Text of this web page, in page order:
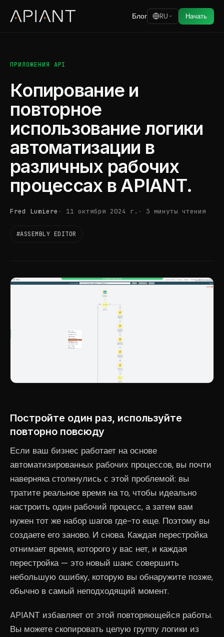
Блог RU Начать
ПРИЛОЖЕНИЯ API
Копирование и
повторное
использование логики
автоматизации в
различных рабочих
процессах в APIANT.
Fred Lumiere 11 октября 2024 г. 3 минуты чтения
#ASSEMBLY EDITOR
Постройте один раз, используйте
повторно повсюду
Если ваш бизнес работает на основе
автоматизированных рабочих процессов, вы почти
наверняка столкнулись с этой проблемой: вы
тратите реальное время на то, чтобы идеально
настроить один рабочий процесс, а затем вам
нужен тот же набор шагов где-то еще. Поэтому вы
создаете его заново. И снова. Каждая перестройка
отнимает время, которого у вас нет, и каждая
перестройка — это новый шанс совершить
небольшую ошибку, которую вы обнаружите позже,
обычно в самый неподходящий момент.
APIANT избавляет от этой повторяющейся работы.
Вы можете скопировать целую группу логики из